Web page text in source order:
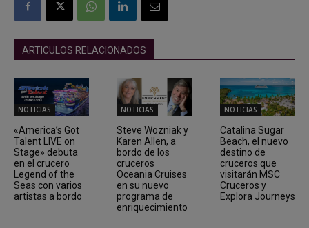
ARTICULOS RELACIONADOS
NOTICIAS
«America’s Got
Talent LIVE on
Stage» debuta
en el crucero
Legend of the
Seas con varios
artistas a bordo
NOTICIAS
Steve Wozniak y
Karen Allen, a
bordo de los
cruceros
Oceania Cruises
en su nuevo
programa de
enriquecimiento
NOTICIAS
Catalina Sugar
Beach, el nuevo
destino de
cruceros que
visitarán MSC
Cruceros y
Explora Journeys